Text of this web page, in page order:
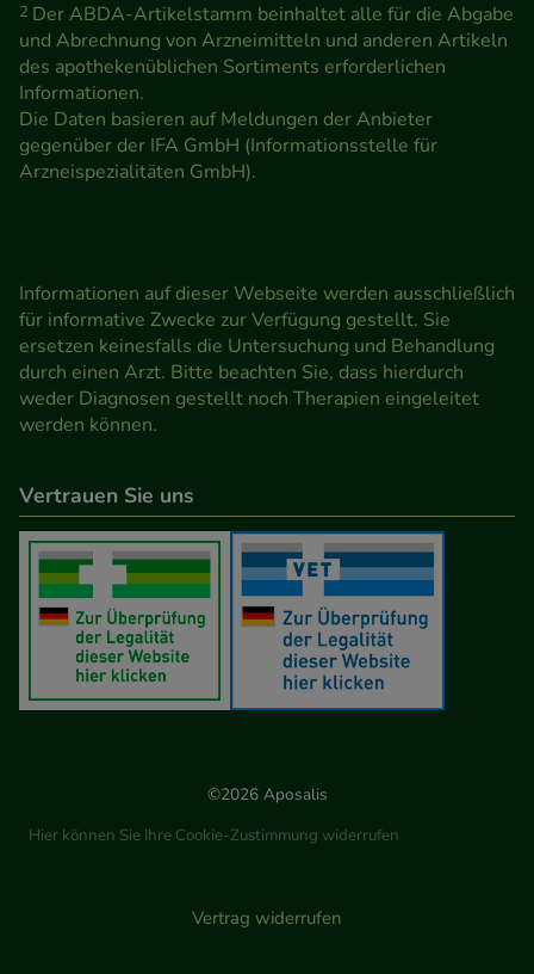
2 Der ABDA-Artikelstamm beinhaltet alle für die Abgabe
und Abrechnung von Arzneimitteln und anderen Artikeln
des apothekenüblichen Sortiments erforderlichen
Informationen.
Die Daten basieren auf Meldungen der Anbieter
gegenüber der IFA GmbH (Informationsstelle für
Arzneispezialitäten GmbH).
Informationen auf dieser Webseite werden ausschließlich
für informative Zwecke zur Verfügung gestellt. Sie
ersetzen keinesfalls die Untersuchung und Behandlung
durch einen Arzt. Bitte beachten Sie, dass hierdurch
weder Diagnosen gestellt noch Therapien eingeleitet
werden können.
Vertrauen Sie uns
©2026 Aposalis
Hier können Sie Ihre Cookie-Zustimmung widerrufen
Vertrag widerrufen